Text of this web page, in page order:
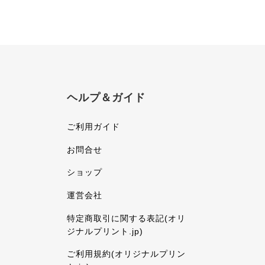
ヘルプ＆ガイド
ご利用ガイド
お問合せ
ショップ
運営会社
特定商取引に関する表記(オリ
ジナルプリント.jp)
ご利用規約(オリジナルプリン